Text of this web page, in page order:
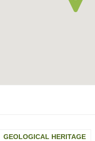
GEOLOGICAL HERITAGE